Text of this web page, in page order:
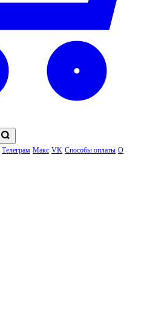
Телеграм Макс VK Способы оплаты О